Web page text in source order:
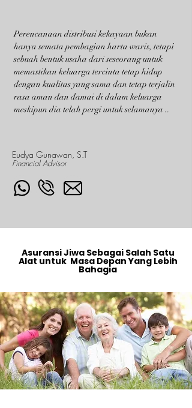
Perencanaan distribusi kekayaan bukan
hanya semata pembagian harta waris, tetapi
sebuah bentuk usaha dari seseorang untuk
memastikan keluarga tercinta tetap hidup
dengan kualitas yang sama dan tetap terjalin
rasa aman dan damai di dalam keluarga
meskipun dia telah pergi untuk selamanya ..
Eudya Gunawan, S.T
Financial Advisor
Asuransi Jiwa Sebagai Salah Satu
Alat untuk Masa Depan Yang Lebih
Bahagia